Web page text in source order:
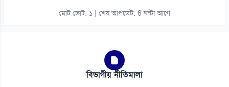
মোট ভোট: ১ | শেষ আপডেট: 6 ঘন্টা আগে
বিভাগীয় নীতিমালা